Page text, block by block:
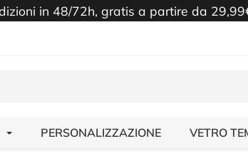
in 48/72h, gratis a partire da
PERSONALIZZAZIONE VETRO